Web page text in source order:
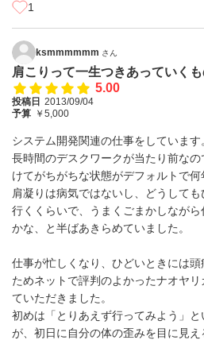
1
ksmmmmmm さん
肩こりって一生つきあっていく
5.00
投稿日 2013/09/04
予算 ￥5,000
システム開発関連の仕事をしています
長時間のデスクワークが当たり前な
けてがちがちな状態がデフォルトで何
肩凝りは病気ではないし、どうして
行くくらいで、うまくごまかしなが
かな、と半ばあきらめていました。
仕事が忙しくなり、ひどいときには
ためネットで評判のよかったナオヤ
ていただきました。
初めは「とりあえず行ってみよう」
が、初日に自分の体の歪みを目に見